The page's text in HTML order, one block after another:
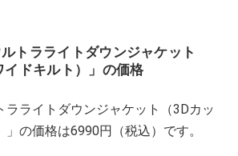
トラライトダウンジャケット
イドキルト）」の価格
ラライトダウンジャケット（3Dカッ
」の価格は6990円（税込）です。